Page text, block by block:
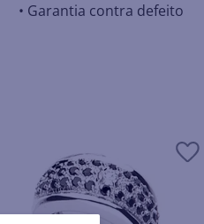
• Garantia contra defeito